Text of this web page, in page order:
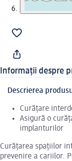
Informații despre
Descrierea
Curățare
Asigură o
implanturilor
Curățarea spațiilor
prevenire a cariilor.